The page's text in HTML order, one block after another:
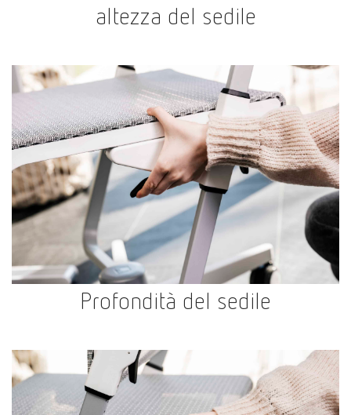
altezza del sedile
Profondità del sedile